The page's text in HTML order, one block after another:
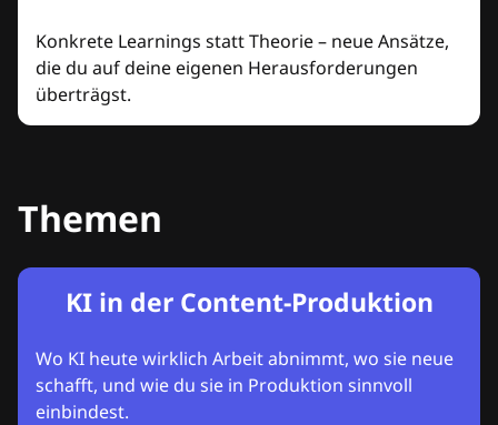
Konkrete Learnings statt Theorie – neue Ansätze,
die du auf deine eigenen Herausforderungen
überträgst.
Themen
KI in der Content-Produktion
Wo KI heute wirklich Arbeit abnimmt, wo sie neue
schafft, und wie du sie in Produktion sinnvoll
einbindest.